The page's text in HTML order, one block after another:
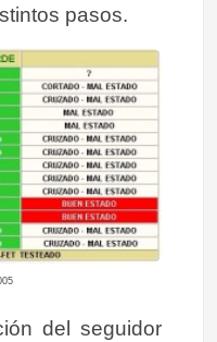
pasos.
del seguidor